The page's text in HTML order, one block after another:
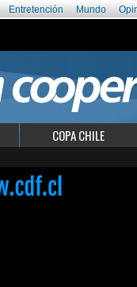
Entretención Mundo
COPA CHILE